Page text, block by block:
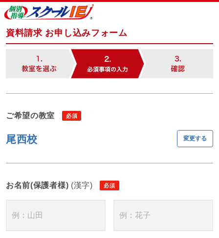
資料請求 お申し込みフォーム
ご希望の教室
尾西校 変更する
お名前(保護者様) (漢字)